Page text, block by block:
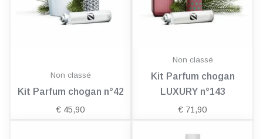
Non classé
Kit Parfum chogan n°42
€ 45,90
Non classé
Kit Parfum chogan
LUXURY n°143
€ 71,90